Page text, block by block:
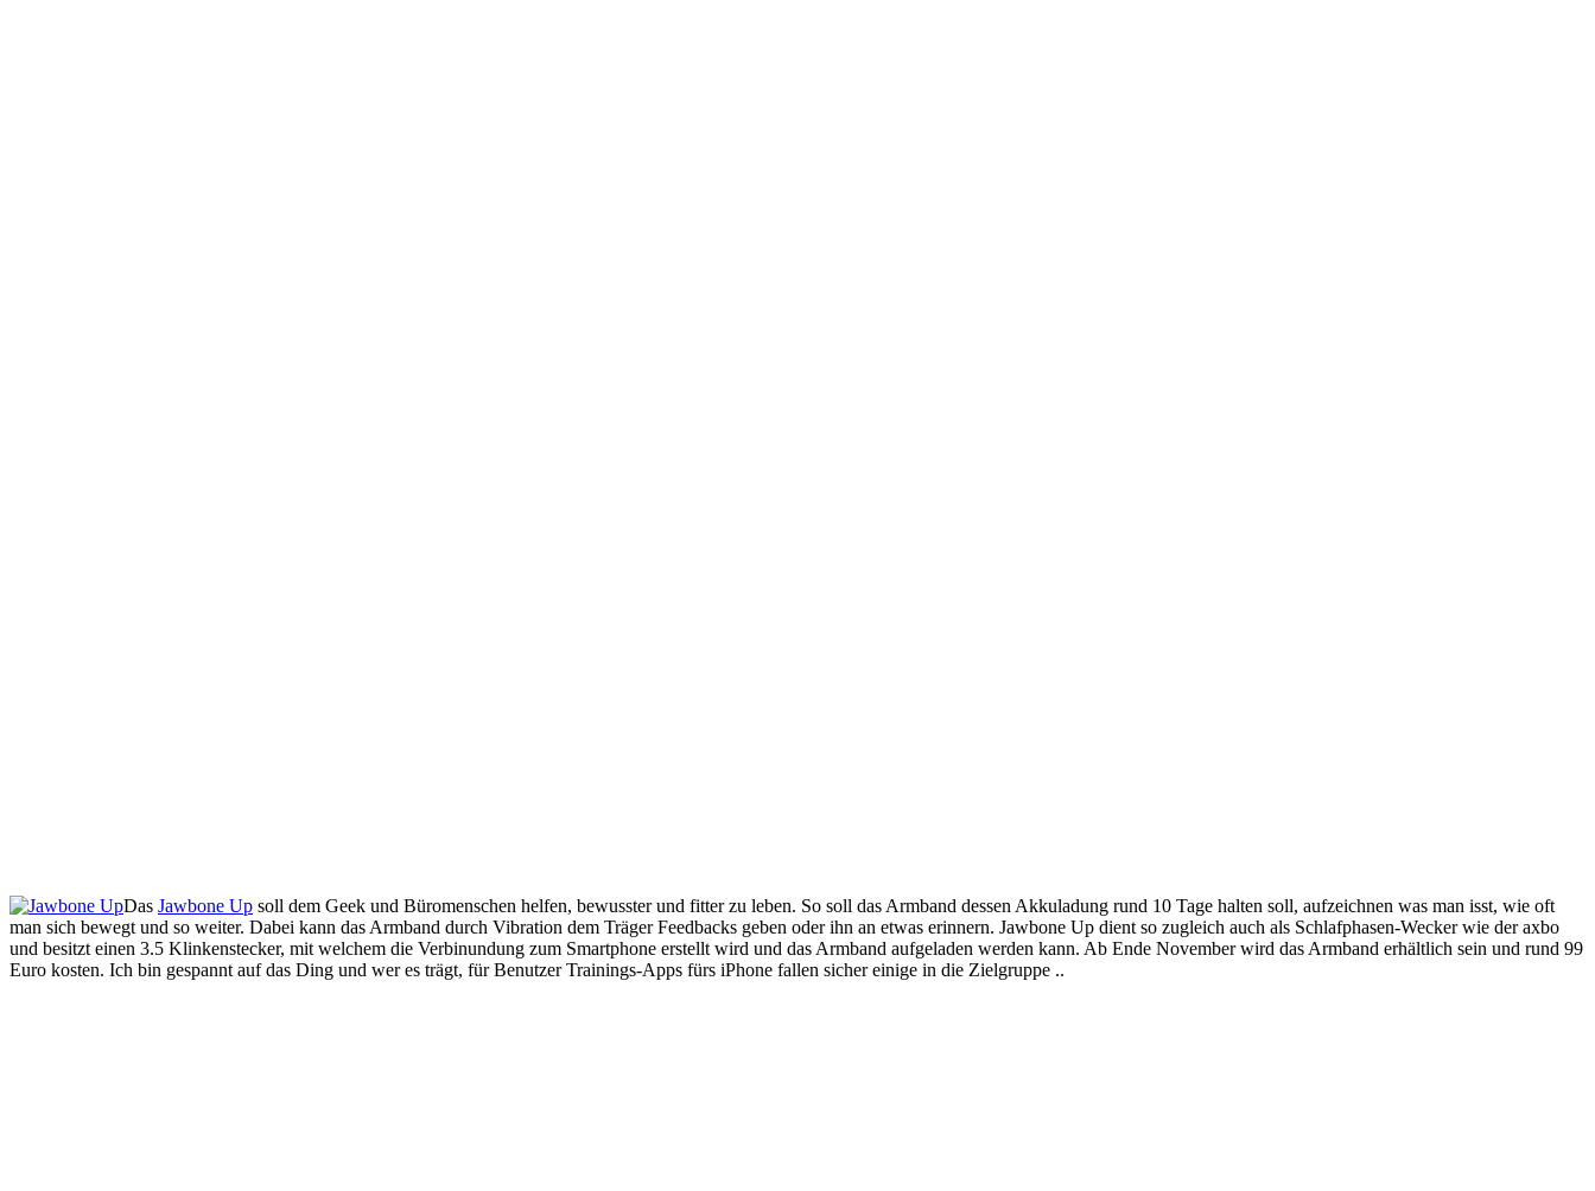
Das Jawbone Up soll dem Geek und Büromenschen helfen, bewusster und fitter zu leben. So soll das Armband dessen Akkuladung rund 10 Tage halten soll, aufzeichnen was man isst, wie oft
man sich bewegt und so weiter. Dabei kann das Armband durch Vibration dem Träger Feedbacks geben oder ihn an etwas erinnern. Jawbone Up dient so zugleich auch als Schlafphasen-Wecker wie der axbo
und besitzt einen 3.5 Klinkenstecker, mit welchem die Verbinundung zum Smartphone erstellt wird und das Armband aufgeladen werden kann. Ab Ende November wird das Armband erhältlich sein und rund 99
Euro kosten. Ich bin gespannt auf das Ding und wer es trägt, für Benutzer Trainings-Apps fürs iPhone fallen sicher einige in die Zielgruppe ..